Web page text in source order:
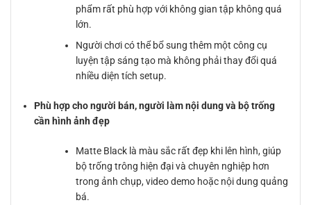
phẩm rất phù hợp với không gian tập không quá
lớn.
Người chơi có thể bổ sung thêm một công cụ
luyện tập sáng tạo mà không phải thay đổi quá
nhiều diện tích setup.
Phù hợp cho người bán, người làm nội dung và bộ trống
cần hình ảnh đẹp
Matte Black là màu sắc rất đẹp khi lên hình, giúp
bộ trống trông hiện đại và chuyên nghiệp hơn
trong ảnh chụp, video demo hoặc nội dung quảng
bá.